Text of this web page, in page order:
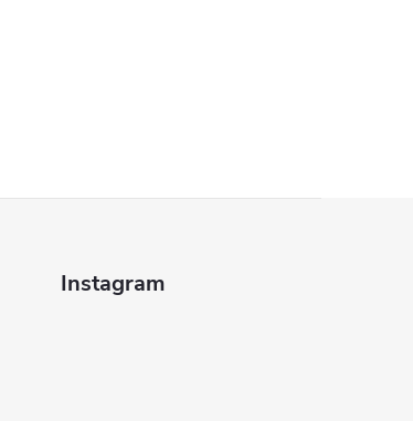
Instagram